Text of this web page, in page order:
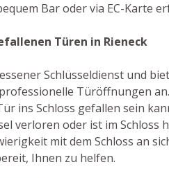
Bar oder via EC-Karte
Türen in Rieneck
Schlüsseldienst und
Türöffnungen
ins Schloss gefallen sein
verloren oder ist im Schloss
mit dem Schloss an
Ihnen zu helfen.